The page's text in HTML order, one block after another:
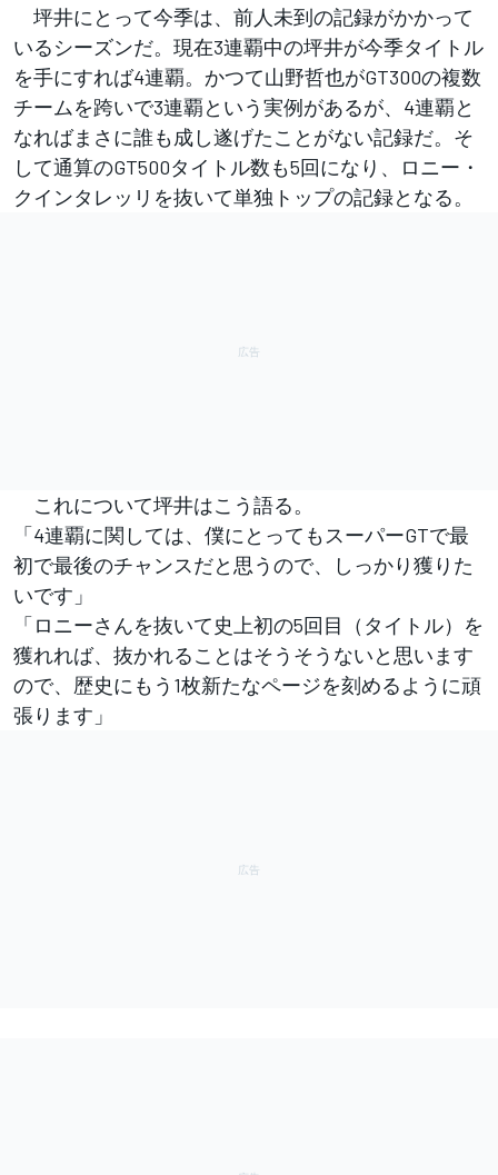
坪井にとって今季は、前人未到の記録がかかって
いるシーズンだ。現在3連覇中の坪井が今季タイトル
を手にすれば4連覇。かつて山野哲也がGT300の複数
チームを跨いで3連覇という実例があるが、4連覇と
なればまさに誰も成し遂げたことがない記録だ。そ
して通算のGT500タイトル数も5回になり、ロニー・
クインタレッリを抜いて単独トップの記録となる。
これについて坪井はこう語る。
「4連覇に関しては、僕にとってもスーパーGTで最
初で最後のチャンスだと思うので、しっかり獲りた
いです」
「ロニーさんを抜いて史上初の5回目（タイトル）を
獲れれば、抜かれることはそうそうないと思います
ので、歴史にもう1枚新たなページを刻めるように頑
張ります」